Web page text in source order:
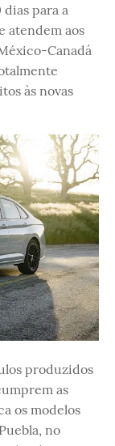
para a
atendem aos
Canadá
às novas
produzidos
as
os modelos
no